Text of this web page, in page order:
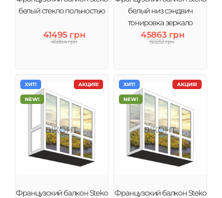
белый стекло польностью
41495 грн
45864 грн
белый низ сэндвич
тонировка зеркало
45863 грн
50232 грн
АКЦИЯ!
ХИТ!
NEW!
Французский балкон Steko
АКЦИЯ!
ХИТ!
NEW!
Французский балкон Steko